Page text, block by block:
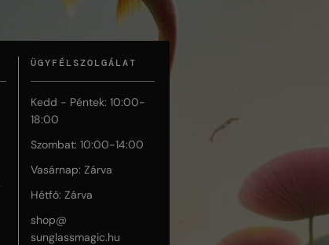
ÜGYFÉLSZOLGÁLAT
Kedd - Péntek: 10:00-
18:00
Szombat: 10:00-14:00
Vasárnap: Zárva
Hétfő: Zárva
shop@
sunglassmagic.hu